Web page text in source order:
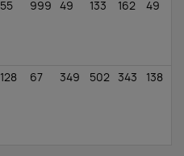
55 999 49 133 162 49
128 67 349 502 343 138